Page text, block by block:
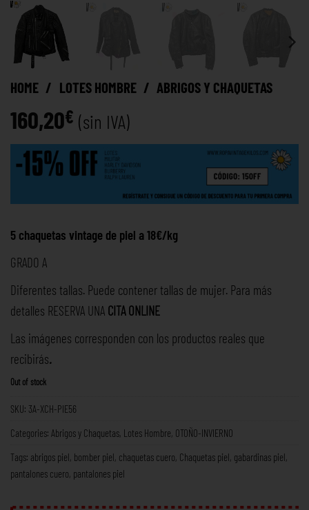
HOME / LOTES HOMBRE / ABRIGOS Y CHAQUETAS
160,20€ (sin IVA)
5 chaquetas vintage de piel a 18€/kg
GRADO A
Diferentes tallas. Puede contener tallas de mujer. Para más
detalles RESERVA UNA CITA ONLINE
Las imágenes corresponden con los productos reales que
recibirás.
Out of stock
SKU: 3A-XCH-PIE56
Categories: Abrigos y Chaquetas Lotes Hombre OTOÑO-INVIERNO
Tags: abrigos piel bomber piel chaquetas cuero Chaquetas piel gabardinas piel
pantalones cuero pantalones piel